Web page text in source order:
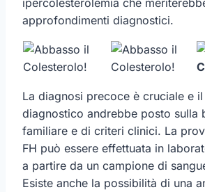
approfondimenti diagnostici.
La diagnosi precoce è cruciale e
diagnostico andrebbe posto sulla
familiare e di criteri clinici. La
FH può essere effettuata in
a partire da un campione di
Esiste anche la possibilità di una